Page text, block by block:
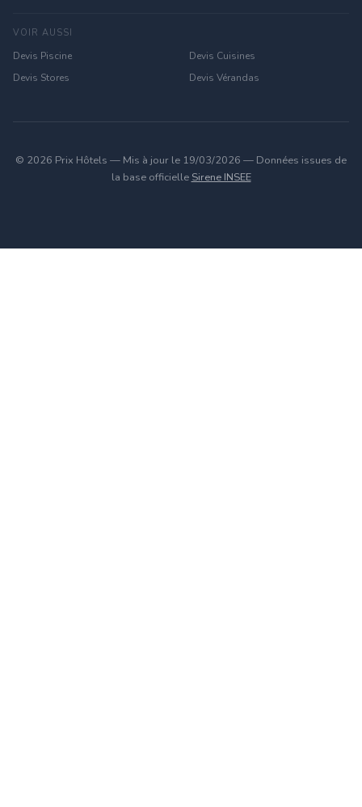
VOIR AUSSI
Devis Piscine
Devis Cuisines
Devis Stores
Devis Vérandas
© 2026 Prix Hôtels — Mis à jour le 19/03/2026 — Données issues de
la base officielle Sirene INSEE